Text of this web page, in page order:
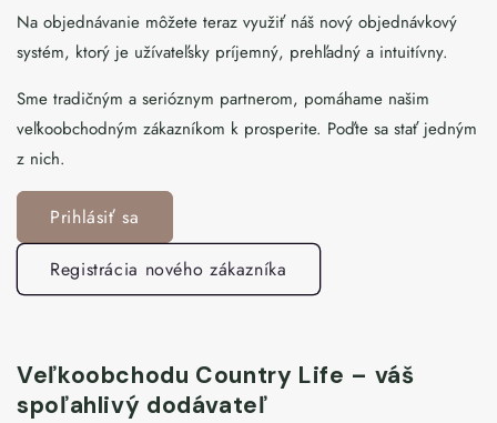
Na objednávanie môžete teraz využiť náš nový objednávkový
systém, ktorý je užívateľsky príjemný, prehľadný a intuitívny.
Sme tradičným a serióznym partnerom, pomáhame našim
veľkoobchodným zákazníkom k prosperite. Poďte sa stať jedným
z nich.
Prihlásiť sa
Registrácia nového zákazníka
Veľkoobchodu Country Life – váš
spoľahlivý dodávateľ